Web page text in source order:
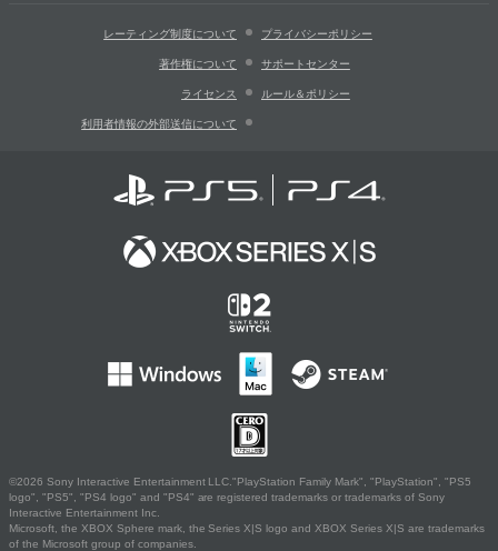
レーティング制度について プライバシーポリシー
著作権について サポートセンター
ライセンス ルール＆ポリシー
利用者情報の外部送信について
©2026 Sony Interactive Entertainment LLC."PlayStation Family Mark", "PlayStation", "PS5
logo", "PS5", "PS4 logo" and "PS4" are registered trademarks or trademarks of Sony
Interactive Entertainment Inc.
Microsoft, the XBOX Sphere mark, the Series X|S logo and XBOX Series X|S are trademarks
of the Microsoft group of companies.